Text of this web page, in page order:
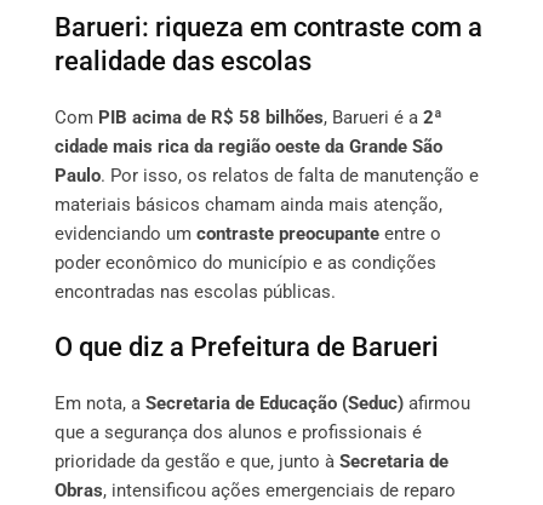
Barueri: riqueza em contraste com a
realidade das escolas
Com PIB acima de R$ 58 bilhões, Barueri é a 2ª
cidade mais rica da região oeste da Grande São
Paulo. Por isso, os relatos de falta de manutenção e
materiais básicos chamam ainda mais atenção,
evidenciando um contraste preocupante entre o
poder econômico do município e as condições
encontradas nas escolas públicas.
O que diz a Prefeitura de Barueri
Em nota, a Secretaria de Educação (Seduc) afirmou
que a segurança dos alunos e profissionais é
prioridade da gestão e que, junto à Secretaria de
Obras, intensificou ações emergenciais de reparo